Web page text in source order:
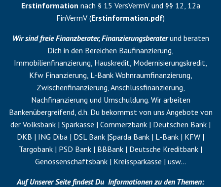
Erstinformation nach § 15 VersVermV und §§ 12, 12a
FinVermV (Erstinformation.pdf)
Wir sind freie Finanzberater, Finanzierungsberaterund beraten
Dich in den Bereichen Baufinanzierung,
Immobilienfinanzierung, Hauskredit, Modernisierungskredit,
Kfw Finanzierung, L-Bank Wohnraumfinanzierung,
Zwischenfinanzierung,Anschlussfinanzierung,
Nachfinanzierung und Umschuldung. Wir arbeiten
Bankenübergreifend, d.h. Du bekommst von uns Angebote von
der Volksbank | Sparkasse | Commerzbank | Deutschen Bank |
DKB | ING Diba | DSL Bank |Sparda Bank | L-Bank | KFW |
Targobank | PSD Bank | BBBank | Deutsche Kreditbank |
Genossenschaftsbank | Kreissparkasse | usw…
Auf Unserer Seite findest Du Informationen zu den Themen: